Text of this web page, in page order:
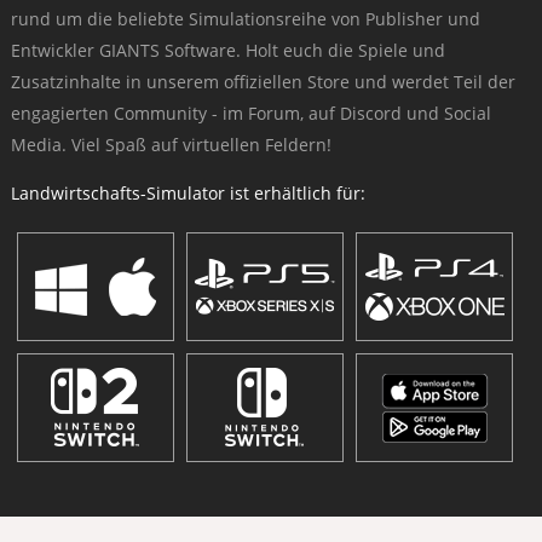
rund um die beliebte Simulationsreihe von Publisher und
Entwickler GIANTS Software. Holt euch die Spiele und
Zusatzinhalte in unserem offiziellen Store und werdet Teil der
engagierten Community - im Forum, auf Discord und Social
Media. Viel Spaß auf virtuellen Feldern!
Landwirtschafts-Simulator ist erhältlich für: